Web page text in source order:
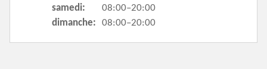
samedi:
08:00–20:00
dimanche:
08:00–20:00